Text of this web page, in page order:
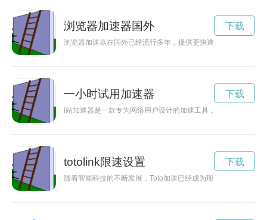
浏览器加速器国外
浏览器加速器在国外已经流行多年，提供更快速度的上网体验
下载
一小时试用加速器
i站加速器是一款专为网络用户设计的加速工具，能够有效提升
下载
totolink限速设置
随着智能科技的不断发展，Toto加速已经成为现代生活中不可
下载